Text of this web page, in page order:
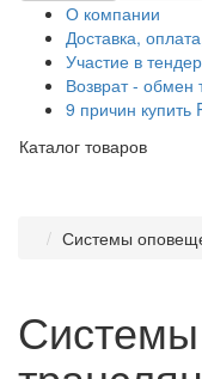
О компании
Доставка,
Участие в
Возврат - обмен
9 причин купить
Каталог товаров
Системы